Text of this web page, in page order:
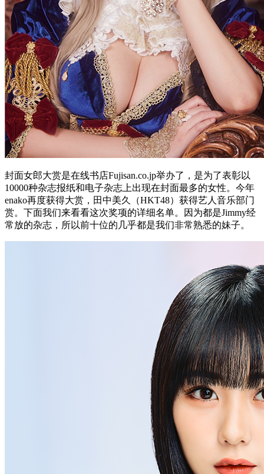
封面女郎大赏是在线书店Fujisan.co.jp举办了，是为了表彰以
10000种杂志报纸和电子杂志上出现在封面最多的女性。今年
enako再度获得大赏，田中美久（HKT48）获得艺人音乐部门
赏。下面我们来看看这次奖项的详细名单。因为都是Jimmy经
常放的杂志，所以前十位的几乎都是我们非常熟悉的妹子。